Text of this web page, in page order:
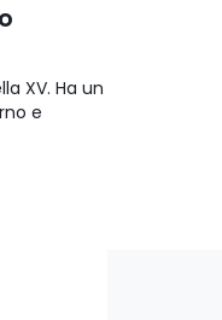
XV. Ha un
e